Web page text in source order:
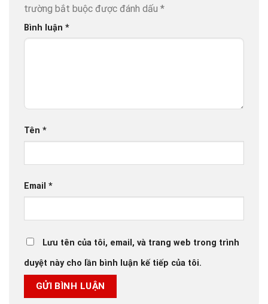
trường bắt buộc được đánh dấu *
Bình luận *
Tên *
Email *
Lưu tên của tôi, email, và trang web trong trình
duyệt này cho lần bình luận kế tiếp của tôi.